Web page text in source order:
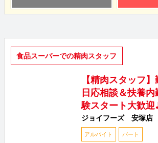
食品スーパーでの精肉スタッフ
【精肉スタッフ
日応相談＆扶養
験スタート大歓迎
ジョイフーズ 安塚店
アルバイト パート